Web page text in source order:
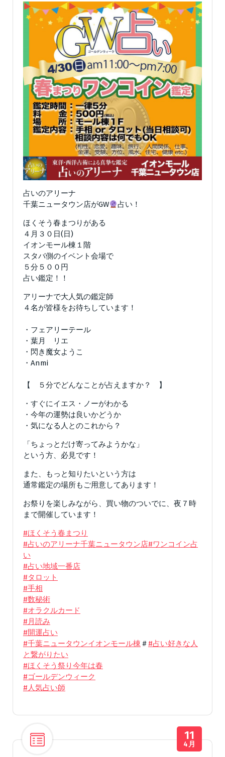
占いのアリーナ
千葉ニュータウン店がGW
占い！
ほくそう春まつりがある
４月３０日(日)
イオンモール棟１階
スタバ側のイベント会場で
５分５００円
占い鑑定！！
アリーナで大人気の鑑定師
４名が皆様をお待ちしています！
・フェアリーテール
・葉月 リエ
・閃き魔女ようこ
・Anmi
【 ５分でどんなことが占えますか？ 】
・すぐにイエス・ノーがわかる
・今年の運勢は良いかどうか
・気になる人とのこれから？
「ちょっとだけ寄ってみようかな」
という方、必見です！
また、もっと知りたいという方は
通常鑑定の場所もご用意してあります！
お祭りを楽しみながら、買い物のついでに、夜７時
まで開催しています！
#ほくそう春まつり
#占いのアリーナ千葉ニュータウン店#ワンコイン占
い
#占い地域一番店
#タロット
#手相
#数秘術
#オラクルカード
#月読み
#開運占い
#千葉ニュータウンイオンモール棟 ＃ #占い好きな人
と繋がりたい
#ほくそう祭り今年は春
#ゴールデンウィーク
#人気占い師
11
4月